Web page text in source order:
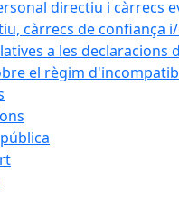
directiu i càrrecs
càrrecs de confiança
a les
el règim